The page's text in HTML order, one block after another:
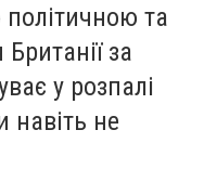
та
за
у розпалі
навіть не